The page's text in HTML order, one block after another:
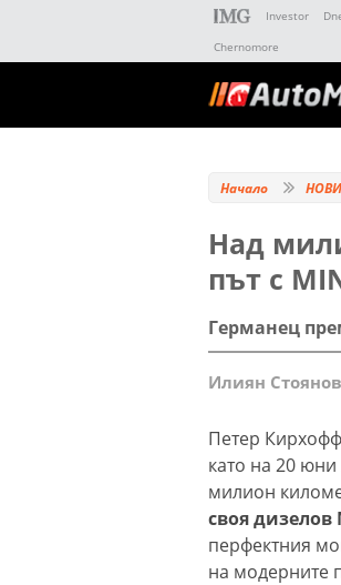
Investor
Chernomore
Начало
Над
път с
Германец
Илиян Стоянов
Петер
като на 20
милион
своя дизелов
перфектния
на модерните